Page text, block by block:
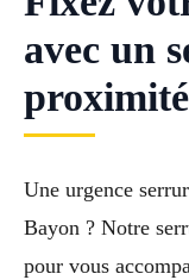
avec un
proximité
Une urgence
Bayon ? Notre
pour vous